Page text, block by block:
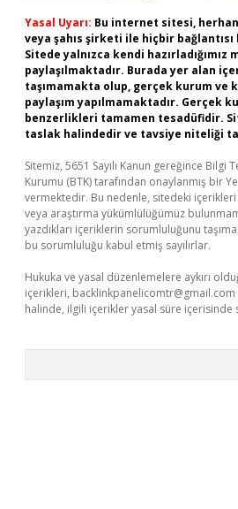
Yasal Uyarı: Bu internet sitesi,
veya şahıs şirketi ile hiçbir
Sitede yalnızca kendi hazırladığımız
paylaşılmaktadır. Burada yer alan
taşımamakta olup, gerçek kurum ve
paylaşım yapılmamaktadır. Gerçek
benzerlikleri tamamen tesadüfidir.
taslak halindedir ve tavsiye niteliği
Sitemiz, 5651 Sayılı Kanun gereğince Bilgi
Kurumu (BTK) tarafından onaylanmış bir
vermektedir. Bu nedenle, sitedeki
veya araştırma yükümlülüğümüz
yazdıkları içeriklerin sorumluluğunu
bu sorumluluğu kabul etmiş sayılırlar.
Hukuka ve yasal düzenlemelere aykırı
içerikleri, backlinkpanelicomtr@gmail.com
halinde, ilgili içerikler yasal süre içerisinde